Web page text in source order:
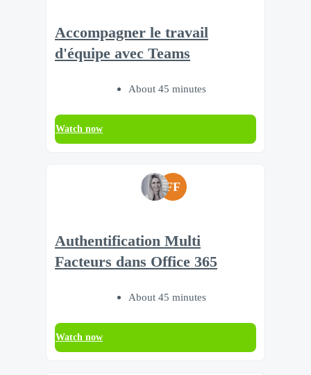
Accompagner le travail
d'équipe avec Teams
About 45 minutes
Watch now
FF
Authentification Multi
Facteurs dans Office 365
About 45 minutes
Watch now